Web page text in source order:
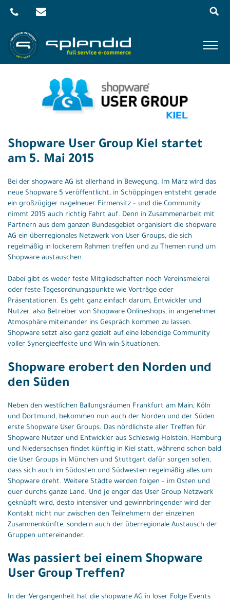
Skip
Menu
Referenzen
Leistungen
Blog
Kontakt
Shop
Shopware User Group Kiel startet
am 5. Mai 2015
Bei der shopware AG ist allerhand in Bewegung. Im März wird das
neue Shopware 5 veröffentlicht, in Schöppingen entsteht gerade
ein großzügiger nagelneuer Firmensitz – und die Community
nimmt 2015 auch richtig Fahrt auf. Denn in Zusammenarbeit mit
Partnern aus dem ganzen Bundesgebiet organisiert die shopware
AG ein überregionales Netzwerk von User Groups, die sich
regelmäßig in lockerem Rahmen treffen und zu Themen rund um
Shopware austauschen.
Dabei gibt es weder feste Mitgliedschaften noch Vereinsmeierei
oder feste Tagesordnungspunkte wie Vorträge oder
Präsentationen. Es geht ganz einfach darum, Entwickler und
Nutzer, also Betreiber von Shopware Onlineshops, in angenehmer
Atmosphäre miteinander ins Gespräch kommen zu lassen.
Shopware setzt also ganz gezielt auf eine lebendige Community
voller Synergieeffekte und Win-win-Situationen.
Shopware erobert den Norden und
den Süden
Neben den westlichen Ballungsräumen Frankfurt am Main, Köln
und Dortmund, bekommen nun auch der Norden und der Süden
erste Shopware User Groups. Das nördlichste aller Treffen für
Shopware Nutzer und Entwickler aus Schleswig-Holstein, Hamburg
und Niedersachsen findet künftig in Kiel statt, während schon bald
die User Groups in München und Stuttgart dafür sorgen sollen,
dass sich auch im Südosten und Südwesten regelmäßig alles um
Shopware dreht. Weitere Städte werden folgen – im Osten und
quer durchs ganze Land. Und je enger das User Group Netzwerk
geknüpft wird, desto intensiver und gewinnbringender wird der
Kontakt nicht nur zwischen den Teilnehmern der einzelnen
Zusammenkünfte, sondern auch der überregionale Austausch der
Gruppen untereinander.
Was passiert bei einem Shopware
User Group Treffen?
In der Vergangenheit hat die shopware AG in loser Folge Events